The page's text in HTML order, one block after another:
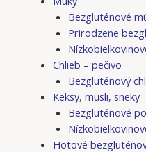
Bezgluténové
Prirodzene
Chlieb – pečivo
Bezgluténový
Keksy, müsli, sneky
Bezgluténové
Hotové